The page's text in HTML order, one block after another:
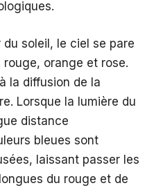
soleil, le ciel se pare
orange et rose.
la diffusion de la
Lorsque la lumière du
distance
bleues sont
laissant passer les
du rouge et de